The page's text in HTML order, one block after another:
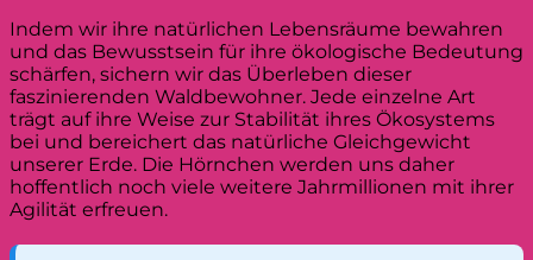
Indem wir ihre natürlichen Lebensräume bewahren
und das Bewusstsein für ihre ökologische Bedeutung
schärfen, sichern wir das Überleben dieser
faszinierenden Waldbewohner. Jede einzelne Art
trägt auf ihre Weise zur Stabilität ihres Ökosystems
bei und bereichert das natürliche Gleichgewicht
unserer Erde. Die Hörnchen werden uns daher
hoffentlich noch viele weitere Jahrmillionen mit ihrer
Agilität erfreuen.